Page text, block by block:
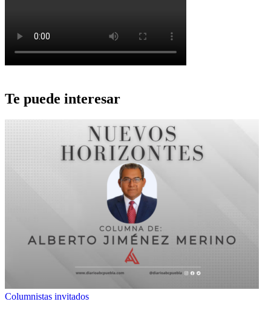
Te puede interesar
Columnistas invitados